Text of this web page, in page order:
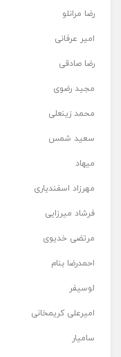
رضا مرانلو
امیر عرفانی
رضا صادقی
مجید رضوی
محمد زینعلی
سعید شمس
میهاد
مهرزاد اسفندیاری
فرشاد میرزایی
مرتضی خدیوی
احمدرضا بنام
لوسیفر
امیرعلی کریمخانی
سامیار